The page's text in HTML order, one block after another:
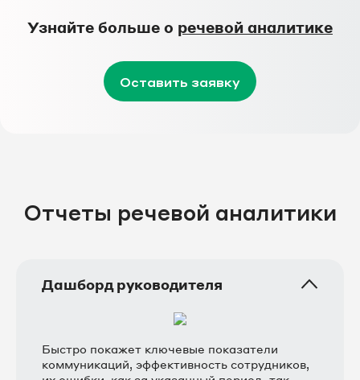
Узнайте больше о речевой аналитике
Оставить заявку
Отчеты речевой аналитики
Дашборд руководителя
Быстро покажет ключевые показатели
коммуникаций, эффективность сотрудников,